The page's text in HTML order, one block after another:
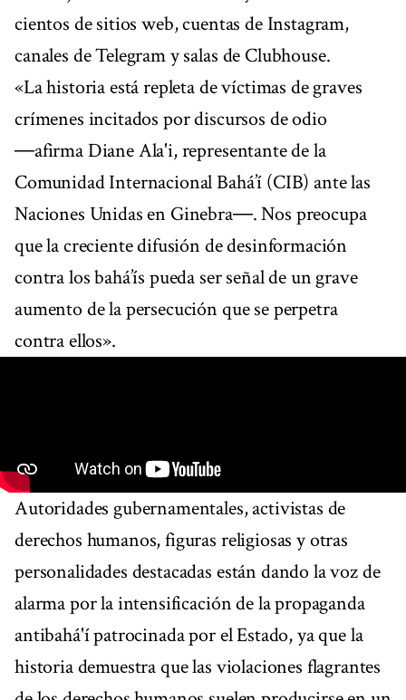
cientos de sitios web, cuentas de Instagram,
canales de Telegram y salas de Clubhouse.
«La historia está repleta de víctimas de graves
crímenes incitados por discursos de odio
―afirma Diane Ala'i, representante de la
Comunidad Internacional Bahá’í (CIB) ante las
Naciones Unidas en Ginebra―. Nos preocupa
que la creciente difusión de desinformación
contra los bahá’ís pueda ser señal de un grave
aumento de la persecución que se perpetra
contra ellos».
Autoridades gubernamentales, activistas de
derechos humanos, figuras religiosas y otras
personalidades destacadas están dando la voz de
alarma por la intensificación de la propaganda
antibahá'í patrocinada por el Estado, ya que la
historia demuestra que las violaciones flagrantes